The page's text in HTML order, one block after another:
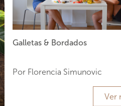
Galletas & Bordados
Por Florencia Simunovic
Ver